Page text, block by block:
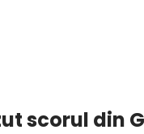
scorul din